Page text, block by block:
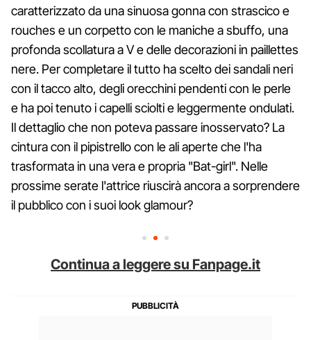
caratterizzato da una sinuosa gonna con strascico e
rouches e un corpetto con le maniche a sbuffo, una
profonda scollatura a V e delle decorazioni in paillettes
nere. Per completare il tutto ha scelto dei sandali neri
con il tacco alto, degli orecchini pendenti con le perle
e ha poi tenuto i capelli sciolti e leggermente ondulati.
Il dettaglio che non poteva passare inosservato? La
cintura con il pipistrello con le ali aperte che l'ha
trasformata in una vera e propria "Bat-girl". Nelle
prossime serate l'attrice riuscirà ancora a sorprendere
il pubblico con i suoi look glamour?
Continua a leggere su Fanpage.it